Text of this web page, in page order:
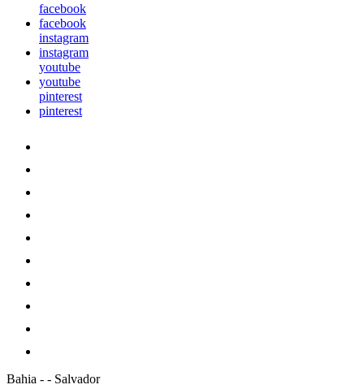
facebook
facebook
instagram
instagram
youtube
youtube
pinterest
pinterest
Bahia - - Salvador